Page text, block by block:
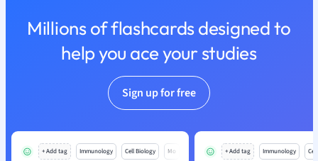
Millions of flashcards designed to
help you ace your studies
Sign up for free
+ Add tag Immunology Cell Biology Mo + Add tag Immunology